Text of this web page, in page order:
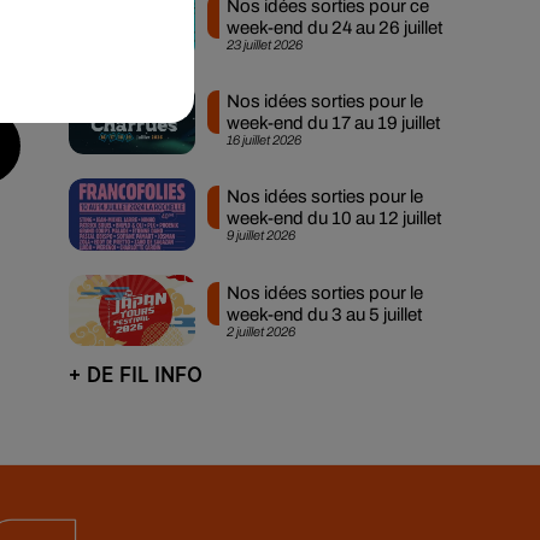
23 juillet 2026
Nos idées sorties pour ce
week-end du 24 au 26 juillet
16 juillet 2026
Nos idées sorties pour le
week-end du 17 au 19 juillet
9 juillet 2026
Nos idées sorties pour le
week-end du 10 au 12 juillet
2 juillet 2026
Nos idées sorties pour le
week-end du 3 au 5 juillet
+ DE FIL INFO